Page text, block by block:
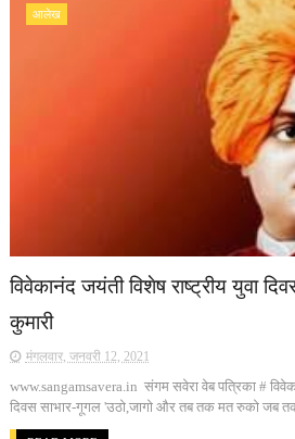
आलेख
विवेकानंद जयंती विशेष राष्ट्रीय युवा
कुमारी
मंगलवार, जनवरी 12, 2021
www.sangamsavera.in संगम सवेरा वेब पत्रिका #
दिवस साभार-गूगल 'उठो,जागो और तब तक मत रुको जब तक